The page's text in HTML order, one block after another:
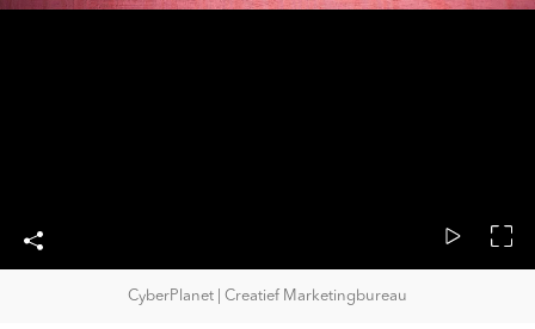
CyberPlanet | Creatief Marketingbureau